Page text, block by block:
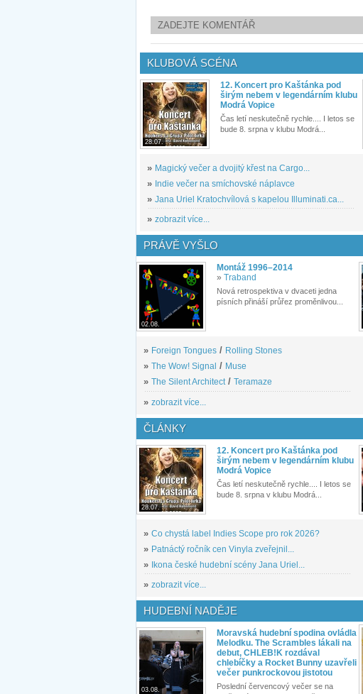
ZADEJTE KOMENTÁŘ
KLUBOVÁ SCÉNA
28.07.
12. Koncert pro Kaštánka pod
širým nebem v legendárním klubu
Modrá Vopice
Čas letí neskutečně rychle.... I letos se
bude 8. srpna v klubu Modrá...
» Magický večer a dvojitý křest na Cargo...
» Indie večer na smíchovské náplavce
» Jana Uriel Kratochvílová s kapelou Illuminati.ca...
» zobrazit více...
PRÁVĚ VYŠLO
02.08.
Montáž 1996–2014
» Traband
Nová retrospektiva v dvaceti jedna
písních přináší průřez proměnlivou...
» Foreign Tongues / Rolling Stones
» The Wow! Signal / Muse
» The Silent Architect/ Teramaze
» zobrazit více...
ČLÁNKY
28.07.
12. Koncert pro Kaštánka pod
širým nebem v legendárním klubu
Modrá Vopice
Čas letí neskutečně rychle.... I letos se
bude 8. srpna v klubu Modrá...
» Co chystá label Indies Scope pro rok 2026?
» Patnáctý ročník cen Vinyla zveřejnil...
» Ikona české hudební scény Jana Uriel...
» zobrazit více...
HUDEBNÍ NADĚJE
03.08.
Moravská hudební spodina ovládla
Melodku. The Scrambles lákali na
debut, CHLEB!K rozdával
chlebíčky a Rocket Bunny uzavřeli
večer punkrockovou jistotou
Poslední červencový večer se na